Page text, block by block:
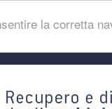
la corretta